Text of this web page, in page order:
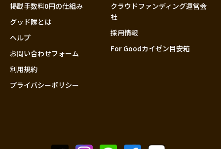
掲載手数料0円の仕組み
グッド隊とは
ヘルプ
お問い合わせフォーム
利用規約
プライバシーポリシー
クラウドファンディング運営会
社
採用情報
For Goodカイゼン目安箱